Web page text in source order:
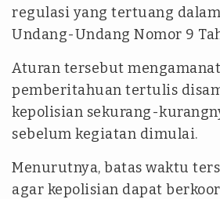
regulasi yang tertuang dalam
Undang-Undang Nomor 9
Aturan tersebut
pemberitahuan tertulis
kepolisian sekurang-
sebelum kegiatan dimulai.
Menurutnya, batas waktu
agar kepolisian dapat